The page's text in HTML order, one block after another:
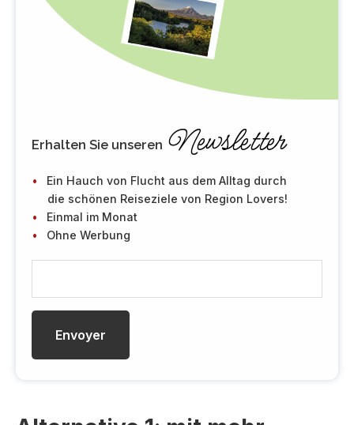
Erhalten Sie unseren Newsletter
Ein Hauch von Flucht aus dem Alltag durch
die schönen Reiseziele von Region Lovers!
Einmal im Monat
Ohne Werbung
M